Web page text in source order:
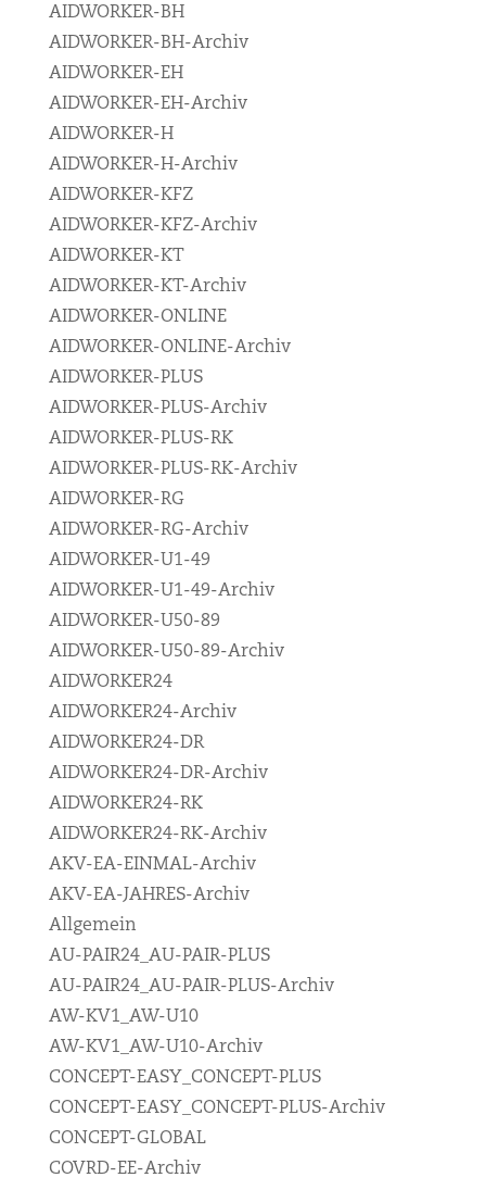
AIDWORKER-BH
AIDWORKER-BH-Archiv
AIDWORKER-EH
AIDWORKER-EH-Archiv
AIDWORKER-H
AIDWORKER-H-Archiv
AIDWORKER-KFZ
AIDWORKER-KFZ-Archiv
AIDWORKER-KT
AIDWORKER-KT-Archiv
AIDWORKER-ONLINE
AIDWORKER-ONLINE-Archiv
AIDWORKER-PLUS
AIDWORKER-PLUS-Archiv
AIDWORKER-PLUS-RK
AIDWORKER-PLUS-RK-Archiv
AIDWORKER-RG
AIDWORKER-RG-Archiv
AIDWORKER-U1-49
AIDWORKER-U1-49-Archiv
AIDWORKER-U50-89
AIDWORKER-U50-89-Archiv
AIDWORKER24
AIDWORKER24-Archiv
AIDWORKER24-DR
AIDWORKER24-DR-Archiv
AIDWORKER24-RK
AIDWORKER24-RK-Archiv
AKV-EA-EINMAL-Archiv
AKV-EA-JAHRES-Archiv
Allgemein
AU-PAIR24_AU-PAIR-PLUS
AU-PAIR24_AU-PAIR-PLUS-Archiv
AW-KV1_AW-U10
AW-KV1_AW-U10-Archiv
CONCEPT-EASY_CONCEPT-PLUS
CONCEPT-EASY_CONCEPT-PLUS-Archiv
CONCEPT-GLOBAL
COVRD-EE-Archiv